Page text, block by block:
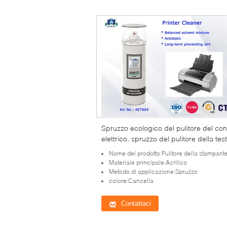
Spruzzo ecologico del pulitore del
elettrico, spruzzo del pulitore della
della stampante 400ml
Nome del prodotto:Pulitore della stampante
Materiale principale:Acrilico
Metodo di applicazione:Spruzzo
colore:Cancella
Contattaci